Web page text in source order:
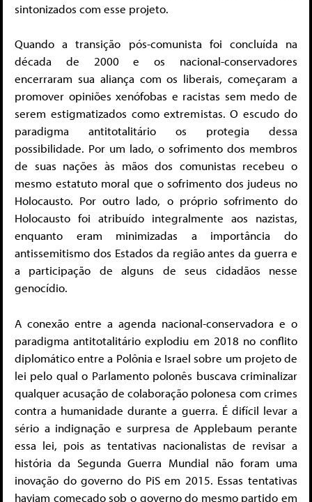
sintonizados com esse projeto.
Quando a transição pós-comunista foi concluída na
década de 2000 e os nacional-conservadores
encerraram sua aliança com os liberais, começaram a
promover opiniões xenófobas e racistas sem medo de
serem estigmatizados como extremistas. O escudo do
paradigma antitotalitário os protegia dessa
possibilidade. Por um lado, o sofrimento dos membros
de suas nações às mãos dos comunistas recebeu o
mesmo estatuto moral que o sofrimento dos judeus no
Holocausto. Por outro lado, o próprio sofrimento do
Holocausto foi atribuído integralmente aos nazistas,
enquanto eram minimizadas a importância do
antissemitismo dos Estados da região antes da guerra e
a participação de alguns de seus cidadãos nesse
genocídio.
A conexão entre a agenda nacional-conservadora e o
paradigma antitotalitário explodiu em 2018 no conflito
diplomático entre a Polônia e Israel sobre um projeto de
lei pelo qual o Parlamento polonês buscava criminalizar
qualquer acusação de colaboração polonesa com crimes
contra a humanidade durante a guerra. É difícil levar a
sério a indignação e surpresa de Applebaum perante
essa lei, pois as tentativas nacionalistas de revisar a
história da Segunda Guerra Mundial não foram uma
inovação do governo do PiS em 2015. Essas tentativas
haviam começado sob o governo do mesmo partido em